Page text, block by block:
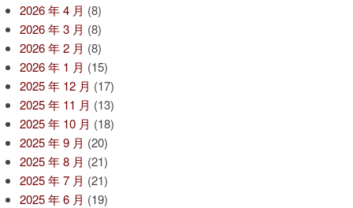
2026 年 4 月 (8)
2026 年 3 月 (8)
2026 年 2 月 (8)
2026 年 1 月 (15)
2025 年 12 月 (17)
2025 年 11 月 (13)
2025 年 10 月 (18)
2025 年 9 月 (20)
2025 年 8 月 (21)
2025 年 7 月 (21)
2025 年 6 月 (19)